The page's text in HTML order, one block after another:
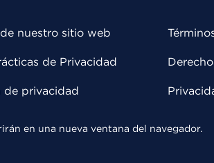
nuestro sitio web
de Privacidad
de privacidad
en una nueva ventana del navegador.